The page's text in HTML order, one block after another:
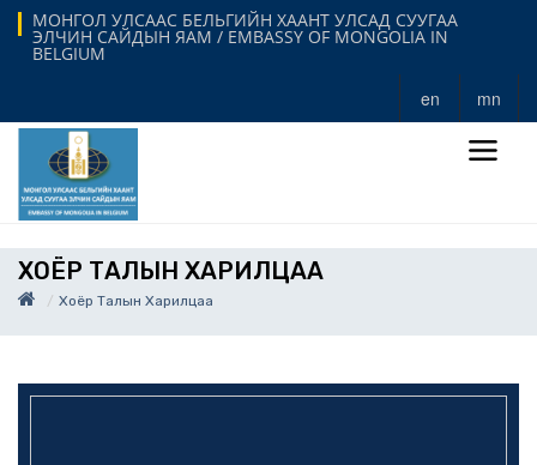
МОНГОЛ УЛСААС БЕЛЬГИЙН ХААНТ УЛСАД СУУГАА
ЭЛЧИН САЙДЫН ЯАМ / EMBASSY OF MONGOLIA IN
BELGIUM
en mn
ХОЁР ТАЛЫН ХАРИЛЦАА
Хоёр Талын Харилцаа